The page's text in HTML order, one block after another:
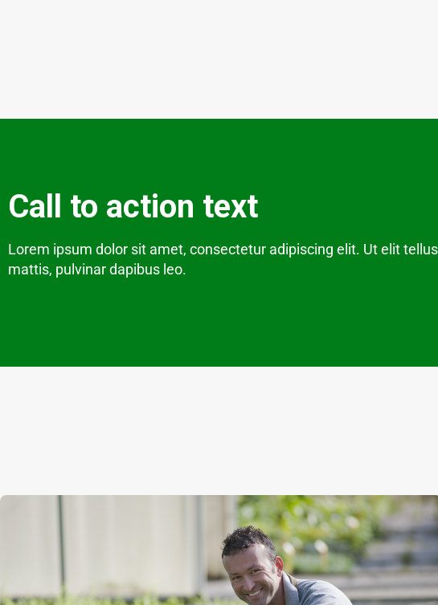
Call to action text
Lorem ipsum dolor sit amet, consectetur adipiscing elit. Ut elit
mattis, pulvinar dapibus leo.